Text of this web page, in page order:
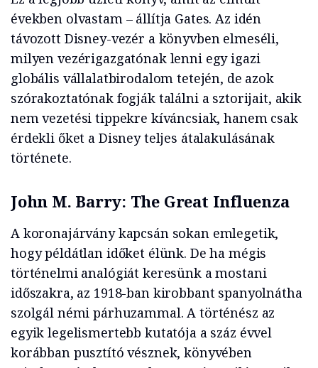
években olvastam – állítja Gates. Az idén
távozott Disney-vezér a könyvben elmeséli,
milyen vezérigazgatónak lenni egy igazi
globális vállalatbirodalom tetején, de azok
szórakoztatónak fogják találni a sztorijait, akik
nem vezetési tippekre kíváncsiak, hanem csak
érdekli őket a Disney teljes átalakulásának
története.
John M. Barry: The Great Influenza
A koronajárvány kapcsán sokan emlegetik,
hogy példátlan időket élünk. De ha mégis
történelmi analógiát keresünk a mostani
időszakra, az 1918-ban kirobbant spanyolnátha
szolgál némi párhuzammal. A történész az
egyik legelismertebb kutatója a száz évvel
korábban pusztító vésznek, könyvében